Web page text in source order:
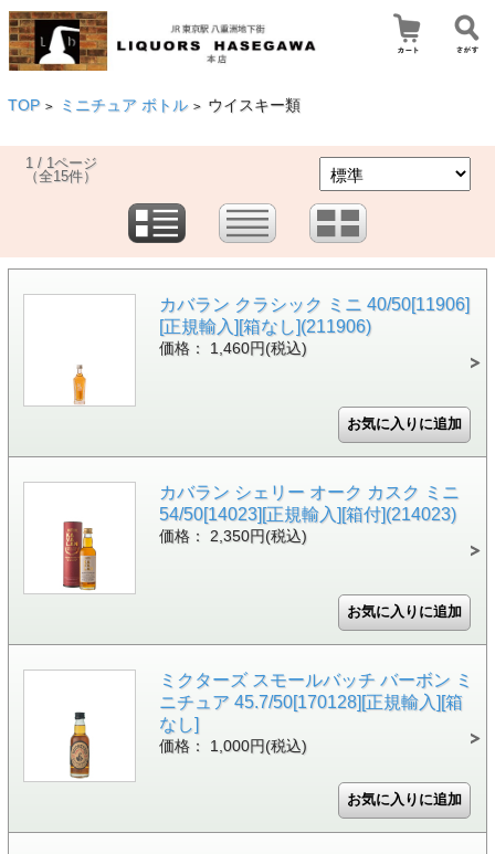
TOP > ミニチュア ボトル > ウイスキー類
1 / 1ページ
（全15件）
カバラン クラシック ミニ 40/50[11906]
[正規輸入][箱なし](211906)
価格： 1,460円(税込)
カバラン シェリー オーク カスク ミニ
54/50[14023][正規輸入][箱付](214023)
価格： 2,350円(税込)
ミクターズ スモールバッチ バーボン ミ
ニチュア 45.7/50[170128][正規輸入][箱
なし]
価格： 1,000円(税込)